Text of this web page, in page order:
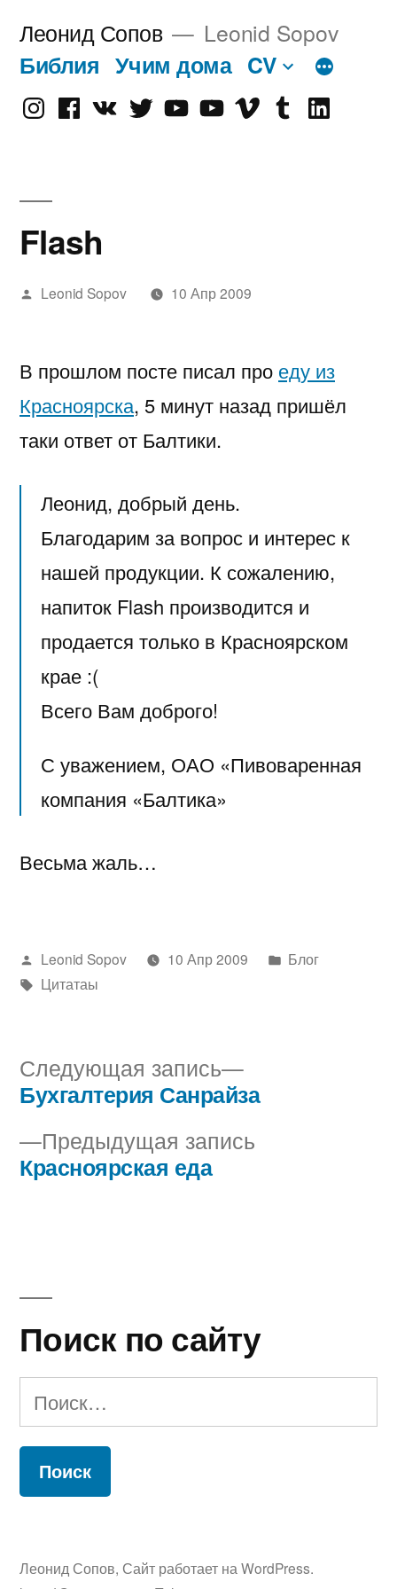
Леонид Сопов Leonid Sopov
Библия Учим дома CV
InstagramFacebook
VK TwitterYoutube
Old Vimeotumblrlinkedin
Flash
Написано
Leonid Sopov 10 Апр 2009
В прошлом посте писал про еду из
Красноярска, 5 минут назад пришёл
таки ответ от Балтики.
Леонид, добрый день.
Благодарим за вопрос и интерес к
нашей продукции. К сожалению,
напиток Flash производится и
продается только в Красноярском
крае :(
Всего Вам доброго!
С уважением, ОАО «Пивоваренная
компания «Балтика»
Весьма жаль…
Написано
автором
Leonid Sopov 10 Апр 2009
Написано
Блог
Метки:
Цитатаы
Навигация
по
записям
Предыдущая запись
Красноярская еда
Следующая запись
Следующая
запись:
Бухгалтерия Санрайза
Поиск по сайту
Найти:
Леонид Сопов, Сайт работает на WordPress.